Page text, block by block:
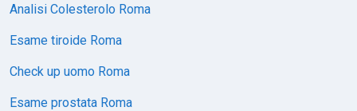
Analisi Colesterolo Roma
Esame tiroide Roma
Check up uomo Roma
Esame prostata Roma